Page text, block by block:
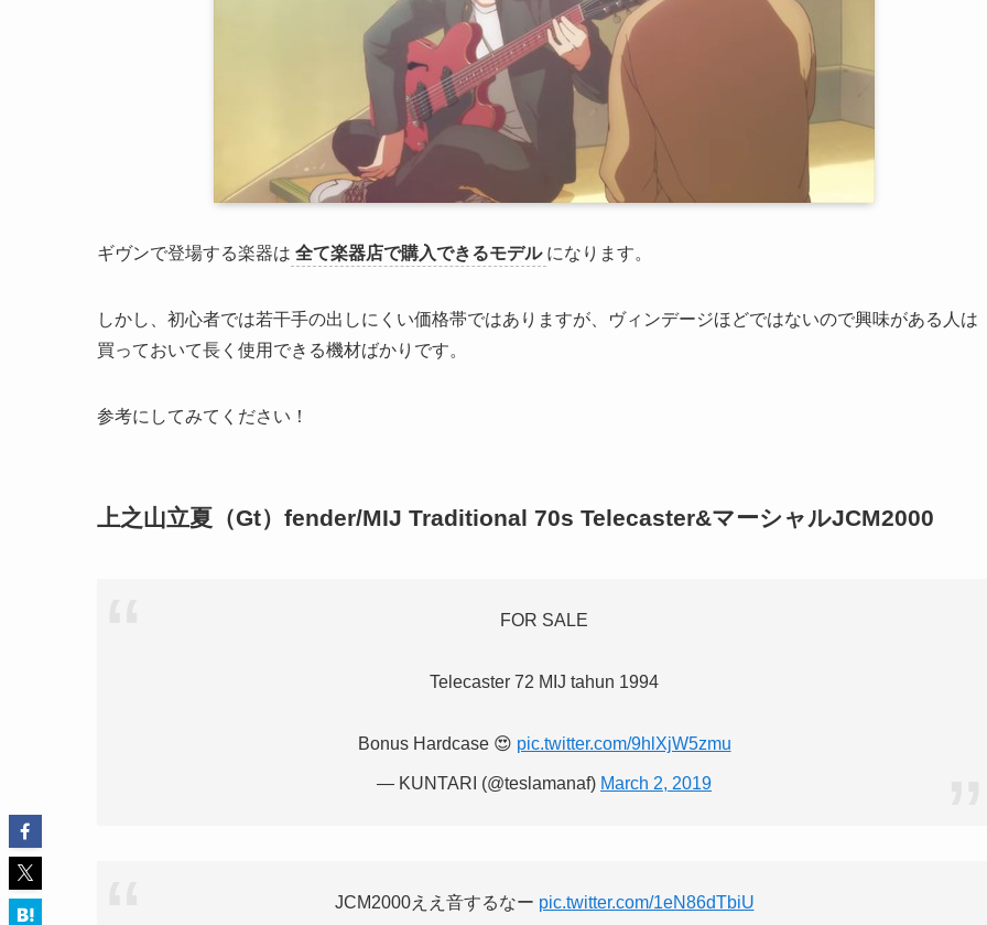
ギヴンで登場する楽器は 全て楽器店で購入できるモデル になります。
しかし、初心者では若干手の出しにくい価格帯ではありますが、ヴィンデージほどではないので興味がある人は
買っておいて長く使用できる機材ばかりです。
参考にしてみてください！
上之山立夏（Gt）fender/MIJ Traditional 70s Telecaster&マーシャルJCM2000
FOR SALE
Telecaster 72 MIJ tahun 1994
Bonus Hardcase 😍 pic.twitter.com/9hlXjW5zmu
— KUNTARI (@teslamanaf) March 2, 2019
JCM2000ええ音するなー pic.twitter.com/1eN86dTbiU